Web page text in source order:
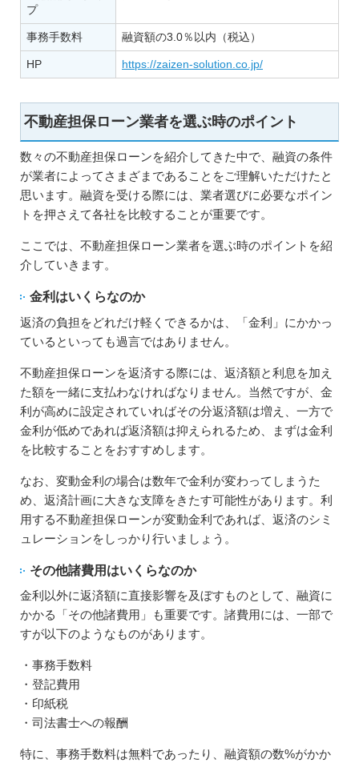
プ
事務手数料 融資額の3.0％以内（税込）
HP https://zaizen-solution.co.jp/
不動産担保ローン業者を選ぶ時のポイント
数々の不動産担保ローンを紹介してきた中で、融資の条件
が業者によってさまざまであることをご理解いただけたと
思います。融資を受ける際には、業者選びに必要なポイン
トを押さえて各社を比較することが重要です。
ここでは、不動産担保ローン業者を選ぶ時のポイントを紹
介していきます。
金利はいくらなのか
返済の負担をどれだけ軽くできるかは、「金利」にかかっ
ているといっても過言ではありません。
不動産担保ローンを返済する際には、返済額と利息を加え
た額を一緒に支払わなければなりません。当然ですが、金
利が高めに設定されていればその分返済額は増え、一方で
金利が低めであれば返済額は抑えられるため、まずは金利
を比較することをおすすめします。
なお、変動金利の場合は数年で金利が変わってしまうた
め、返済計画に大きな支障をきたす可能性があります。利
用する不動産担保ローンが変動金利であれば、返済のシミ
ュレーションをしっかり行いましょう。
その他諸費用はいくらなのか
金利以外に返済額に直接影響を及ぼすものとして、融資に
かかる「その他諸費用」も重要です。諸費用には、一部で
すが以下のようなものがあります。
・事務手数料
・登記費用
・印紙税
・司法書士への報酬
特に、事務手数料は無料であったり、融資額の数%がかか